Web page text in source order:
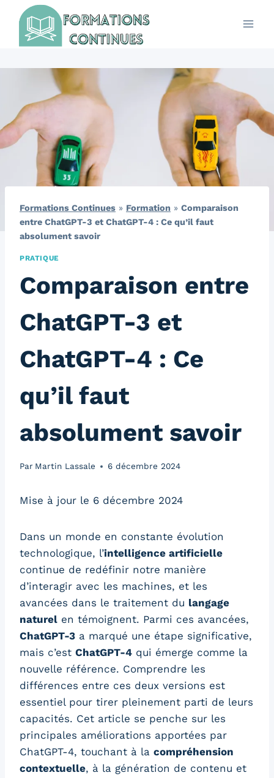
contenu
Formations Continues » Formation » Comparaison
entre ChatGPT-3 et ChatGPT-4 : Ce qu’il faut
absolument savoir
PRATIQUE
Comparaison entre
ChatGPT-3 et
ChatGPT-4 : Ce
qu’il faut
absolument savoir
Par Martin Lassale 6 décembre 2024
Mise à jour le 6 décembre 2024
Dans un monde en constante évolution
technologique, l’intelligence artificielle
continue de redéfinir notre manière
d’interagir avec les machines, et les
avancées dans le traitement du langage
naturel en témoignent. Parmi ces avancées,
ChatGPT-3 a marqué une étape significative,
mais c’est ChatGPT-4 qui émerge comme la
nouvelle référence. Comprendre les
différences entre ces deux versions est
essentiel pour tirer pleinement parti de leurs
capacités. Cet article se penche sur les
principales améliorations apportées par
ChatGPT-4, touchant à la compréhension
contextuelle, à la génération de contenu et